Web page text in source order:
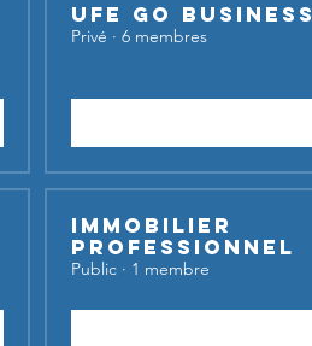
UFE GO BUSINESS
Privé · 6 membres
Immobilier
Professionnel
Public · 1 membre